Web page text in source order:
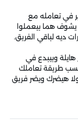
في تعامله مع
يشوف هما بيعملوا
ديه لباقي الفريق.
وبيبدع في
طريقة تعاملك
هيضرك ويضر فريق